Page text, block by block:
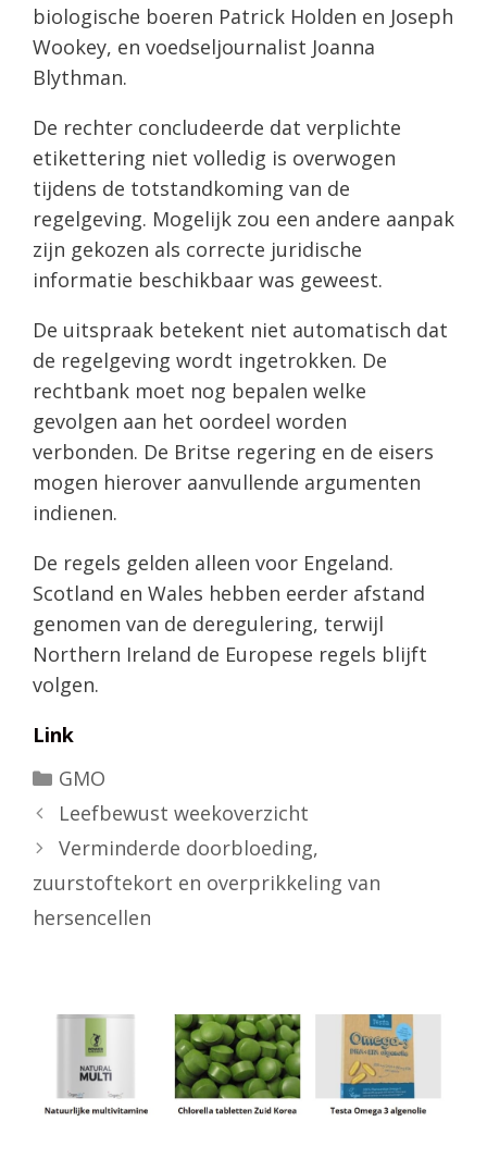
biologische boeren Patrick Holden en Joseph
Wookey, en voedseljournalist Joanna
Blythman.
De rechter concludeerde dat verplichte
etikettering niet volledig is overwogen
tijdens de totstandkoming van de
regelgeving. Mogelijk zou een andere aanpak
zijn gekozen als correcte juridische
informatie beschikbaar was geweest.
De uitspraak betekent niet automatisch dat
de regelgeving wordt ingetrokken. De
rechtbank moet nog bepalen welke
gevolgen aan het oordeel worden
verbonden. De Britse regering en de eisers
mogen hierover aanvullende argumenten
indienen.
De regels gelden alleen voor Engeland.
Scotland en Wales hebben eerder afstand
genomen van de deregulering, terwijl
Northern Ireland de Europese regels blijft
volgen.
Link
Categorieën
GMO
Leefbewust weekoverzicht
Verminderde doorbloeding,
zuurstoftekort en overprikkeling van
hersencellen